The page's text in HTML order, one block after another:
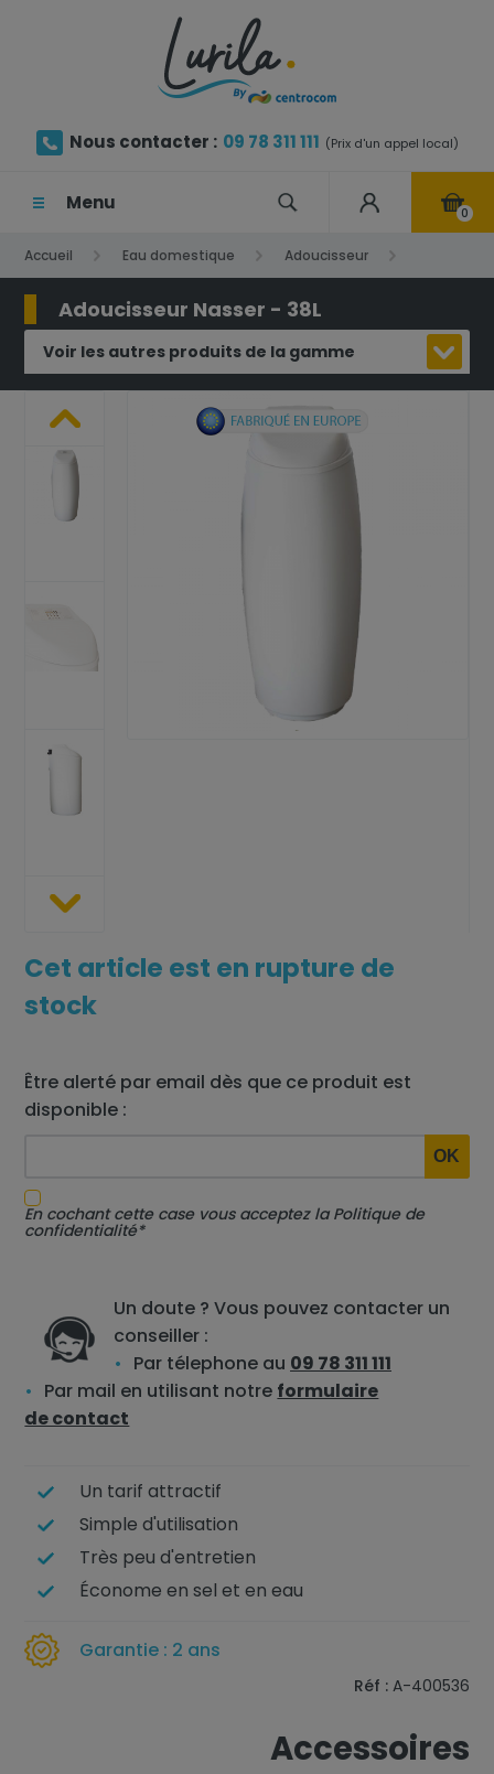
Nous contacter : 09 78 311 111 (Prix d'un appel local)
Menu 0
Accueil Eau domestique Adoucisseur
Adoucisseur Nasser - 38L
Adoucisseur Nasser - 38L
Voir les autres produits de la gamme
Cet article est en rupture de
stock
Être alerté par email dès que ce produit est
disponible :
En cochant cette case vous acceptez la Politique de
confidentialité*
Un doute ? Vous pouvez contacter un
conseiller :
Par télephone au 09 78 311 111
Par mail en utilisant notre formulaire
de contact
Un tarif attractif
Simple d'utilisation
Très peu d'entretien
Économe en sel et en eau
Garantie : 2 ans
Réf : A-400536
Accessoires